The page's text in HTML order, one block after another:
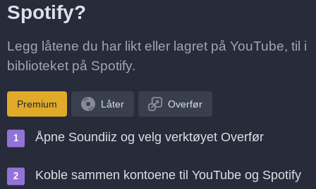
Spotify?
Legg låtene du har likt eller lagret på YouTube, til i
biblioteket på Spotify.
Premium Låter Overfør
Åpne Soundiiz og velg verktøyet Overfør
Koble sammen kontoene til YouTube og Spotify